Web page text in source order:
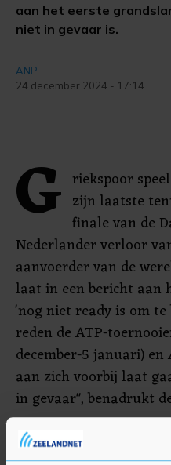
aan het eerste
niet in gevaar is.
ANP
24 december 2024 - 17:14
G riekspoor
zijn laatste
finale van de
Nederlander verloor
aanvoerder van de
laat in een bericht aan
'nog niet ready is om
reden de ATP-
december-5 januari)
aan zich voorbij laat
in gevaar", benadrukt